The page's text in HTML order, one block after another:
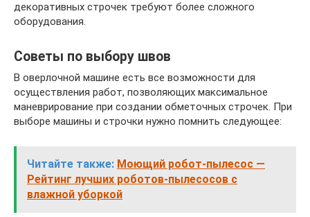
декоративных строчек требуют более сложного
оборудования.
Советы по выбору швов
В оверлочной машине есть все возможности для
осуществления работ, позволяющих максимальное
маневрирование при создании обметочных строчек. При
выборе машины и строчки нужно помнить следующее:
Читайте также: Моющий робот-пылесос —
Рейтинг лучших роботов-пылесосов с
влажной уборкой